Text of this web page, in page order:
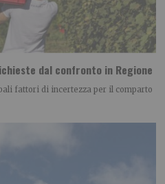
dal confronto in Regione
fattori di incertezza per il comparto